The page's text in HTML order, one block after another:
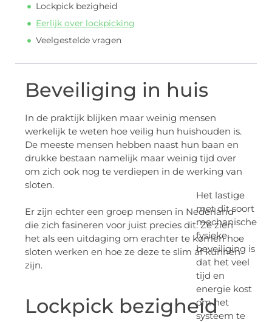
Lockpick bezigheid
Eerlijk over lockpicking
Veelgestelde vragen
Beveiliging in huis
In de praktijk blijken maar weinig mensen
werkelijk te weten hoe veilig hun huishouden is.
De meeste mensen hebben naast hun baan en
drukke bestaan namelijk maar weinig tijd over
om zich ook nog te verdiepen in de werking van
sloten.
Er zijn echter een groep mensen in Nederland
die zich fasineren voor juist precies dit. Ze zien
het als een uitdaging om erachter te komen hoe
sloten werken en hoe ze deze te slim af kunnen
zijn.
Lockpick bezigheid
Het lastige
met dit soort
mechanische
fysieke
beveiliging is
dat het veel
tijd en
energie kost
om het
systeem te